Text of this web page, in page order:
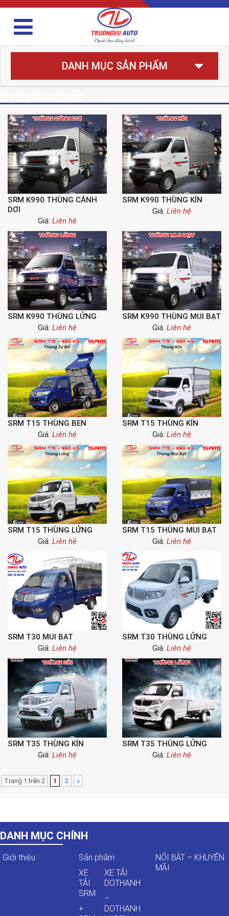
DANH MỤC SẢN PHẨM
SRM K990 THÙNG CÁNH
DƠI
Giá: Liên hệ
SRM K990 THÙNG KÍN
Giá: Liên hệ
SRM K990 THÙNG LỬNG
Giá: Liên hệ
SRM K990 THÙNG MUI BẠT
Giá: Liên hệ
SRM T15 THÙNG BEN
Giá: Liên hệ
SRM T15 THÙNG KÍN
Giá: Liên hệ
SRM T15 THÙNG LỬNG
Giá: Liên hệ
SRM T15 THÙNG MUI BẠT
Giá: Liên hệ
SRM T30 MUI BẠT
Giá: Liên hệ
SRM T30 THÙNG LỬNG
Giá: Liên hệ
SRM T35 THÙNG KÍN
Giá: Liên hệ
SRM T35 THÙNG LỬNG
Giá: Liên hệ
Trang 1 trên 2 1 2 »
DANH MỤC CHÍNH
Giới thiệu
Sản phẩm
XE
TẢI
SRM
+
XE TẢI
DOTHANH
–
DOTHANH
NỔI BẬT – KHUYẾN
MÃI